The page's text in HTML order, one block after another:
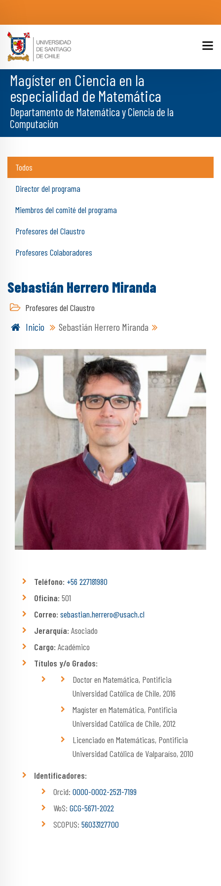
Magíster en Ciencia en la
especialidad de Matemática
Departamento de Matemática y Ciencia de la
Computación
Todos
Director del programa
Miembros del comité del programa
Profesores del Claustro
Profesores Colaboradores
Sebastián Herrero Miranda
Profesores del Claustro
Inicio Sebastián Herrero Miranda
Teléfono: +56 227181980
Oficina: 501
Correo: sebastian.herrero@usach.cl
Jerarquía: Asociado
Cargo: Académico
Títulos y/o Grados:
Doctor en Matemática, Pontificia
Universidad Católica de Chile, 2016
Magíster en Matemática, Pontificia
Universidad Católica de Chile, 2012
Licenciado en Matemáticas, Pontificia
Universidad Católica de Valparaíso, 2010
Identificadores:
Orcid: 0000-0002-2521-7199
WoS: GCG-5671-2022
SCOPUS: 56033127700